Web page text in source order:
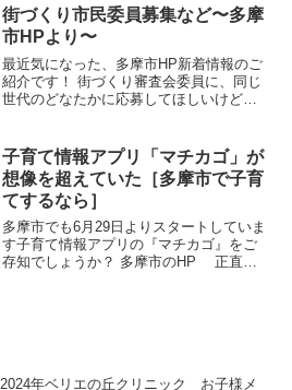
歯科」とハッキリ掲げていたのは、駅の
そば、...
街づくり市民委員募集など〜多摩
市HPより〜
最近気になった、多摩市HP新着情報のご
紹介です！ 街づくり審査会委員に、同じ
世代のどなたかに応募してほしいけど、
は多摩市子ども子育て委員会の市民委員
をしてますが、そ...
子育て情報アプリ「マチカゴ」が
想像を超えていた［多摩市で子育
てするなら］
多摩市でも6月29日よりスタートしていま
す子育て情報アプリの『マチカゴ』をご
存知でしょうか？ 多摩市のHP 正直、
2024年ベリエの丘クリニック お子様メ